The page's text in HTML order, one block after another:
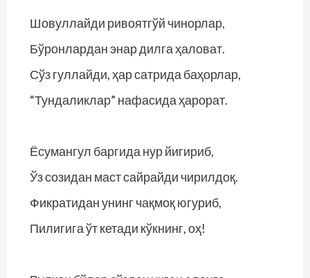
Шовуллайди ривоятгўй чинорлар,
Бўронлардан энар дилга ҳаловат.
Сўз гуллайди, ҳар сатрида баҳорлар,
“Тундаликлар” нафасида ҳарорат.
Ёсумангул баргида нур йигириб,
Ўз созидан маст сайрайди чирилдоқ.
Фикратидан унинг чақмоқ югуриб,
Пилигига ўт кетади кўкнинг, оҳ!